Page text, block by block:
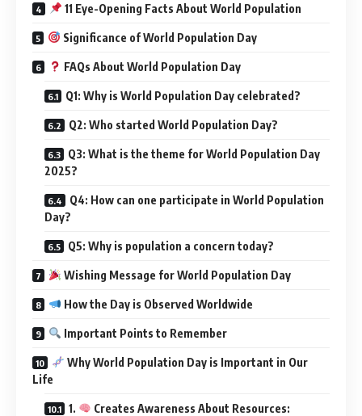
11 Eye-Opening Facts About World Population
Significance of World Population Day
FAQs About World Population Day
Q1: Why is World Population Day celebrated?
Q2: Who started World Population Day?
Q3: What is the theme for World Population Day
2025?
Q4: How can one participate in World Population
Day?
Q5: Why is population a concern today?
Wishing Message for World Population Day
How the Day is Observed Worldwide
Important Points to Remember
Why World Population Day is Important in Our
Life
1. Creates Awareness About Resources: